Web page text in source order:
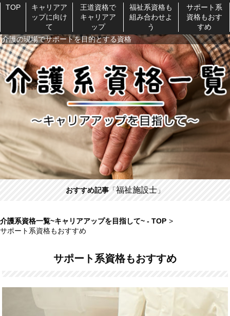
TOP
キャリアア
ップに向け
て
王道資格で
キャリアア
ップ
福祉系資格も
組み合わせよ
う
サポート系
資格もおす
すめ
介護の現場でサポートを目的とする資格
おすすめ記事 「福祉施設士 」
介護系資格一覧~キャリアアップを目指して~ - TOP >
サポート系資格もおすすめ
サポート系資格もおすすめ